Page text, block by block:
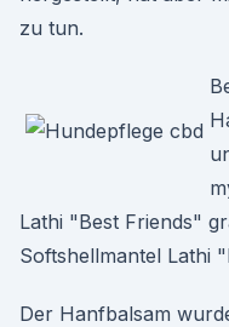
zu tun.
Lathi "Best Friends"
Softshellmantel Lathi
Der Hanfbalsam